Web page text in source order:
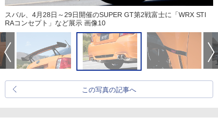
スバル、4月28日～29日開催のSUPER GT第2戦富士に「WRX STI
RAコンセプト」など展示 画像10
この写真の記事へ